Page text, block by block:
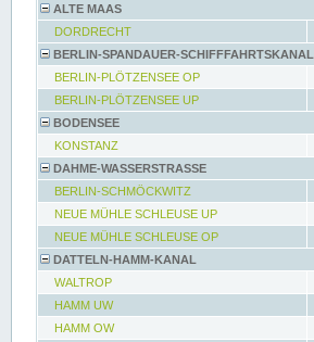
ALTE MAAS
DORDRECHT
BERLIN-SPANDAUER-SCHIFFFAHRTSKANAL
BERLIN-PLÖTZENSEE OP
BERLIN-PLÖTZENSEE UP
BODENSEE
KONSTANZ
DAHME-WASSERSTRASSE
BERLIN-SCHMÖCKWITZ
NEUE MÜHLE SCHLEUSE UP
NEUE MÜHLE SCHLEUSE OP
DATTELN-HAMM-KANAL
WALTROP
HAMM UW
HAMM OW